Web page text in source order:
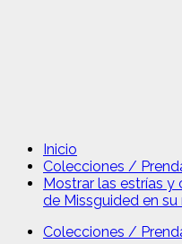
Inicio
Colecciones /
Mostrar las estrías y
de Missguided en
Colecciones /